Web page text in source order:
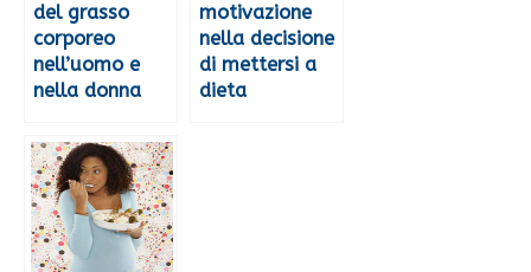
del grasso
corporeo
nell’uomo e
nella donna
motivazione
nella decisione
di mettersi a
dieta